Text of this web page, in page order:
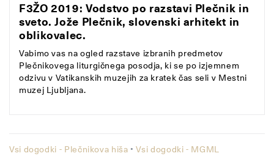
F3ŽO 2019: Vodstvo po razstavi Plečnik in
sveto. Jože Plečnik, slovenski arhitekt in
oblikovalec.
Vabimo vas na ogled razstave izbranih predmetov
Plečnikovega liturgičnega posodja, ki se po izjemnem
odzivu v Vatikanskih muzejih za kratek čas seli v Mestni
muzej Ljubljana.
Vsi dogodki - Plečnikova hiša •Vsi dogodki - MGML